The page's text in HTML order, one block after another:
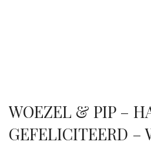
WOEZEL & PIP –
GEFELICITEERD –